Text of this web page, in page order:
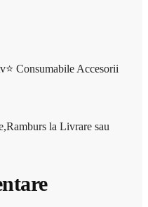
Consumabile Accesorii
la Livrare sau